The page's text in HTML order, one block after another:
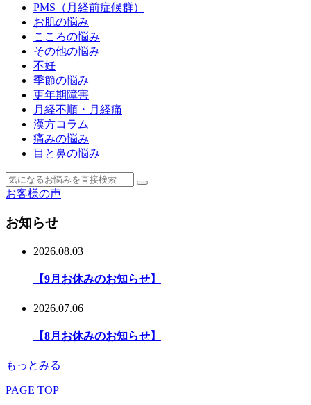
PMS（月経前症候群）
お肌の悩み
こころの悩み
その他の悩み
不妊
季節の悩み
更年期障害
月経不順・月経痛
漢方コラム
痛みの悩み
目と鼻の悩み
お客様の声
お知らせ
2026.08.03
【9月お休みのお知らせ】
2026.07.06
【8月お休みのお知らせ】
もっとみる
PAGE TOP